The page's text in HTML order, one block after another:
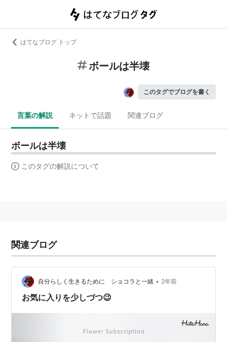
はてなブログ トップ
ボールは半壊
このタグでブログを書く
言葉の解説 ネットで話題 関連ブログ
ボールは半壊
このタグの解説について
関連ブログ
自分らしく生きるために ショコラと一緒 • 2年前
お気に入りを少しづつ😉